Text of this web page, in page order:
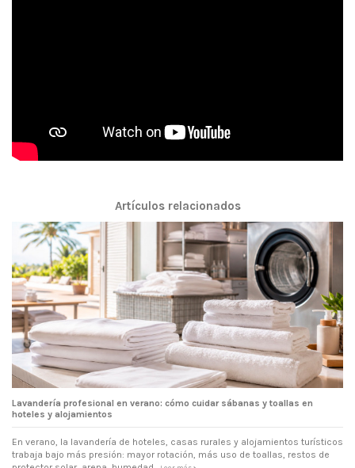
Artículos relacionados
Lavandería profesional en verano: cómo cuidar sábanas y toallas en
hoteles y alojamientos
En verano, la lavandería de hoteles, casas rurales y alojamientos turísticos
trabaja bajo más presión: mayor rotación, más uso de toallas, restos de